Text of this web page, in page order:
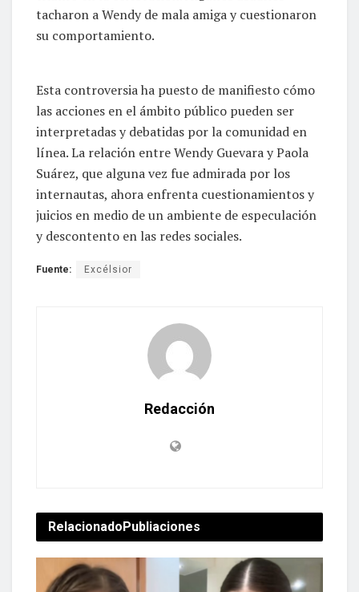
tacharon a Wendy de mala amiga y cuestionaron
su comportamiento.
Esta controversia ha puesto de manifiesto cómo
las acciones en el ámbito público pueden ser
interpretadas y debatidas por la comunidad en
línea. La relación entre Wendy Guevara y Paola
Suárez, que alguna vez fue admirada por los
internautas, ahora enfrenta cuestionamientos y
juicios en medio de un ambiente de especulación
y descontento en las redes sociales.
Fuente: Excélsior
Redacción
RelacionadoPubliaciones